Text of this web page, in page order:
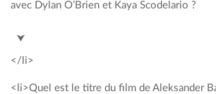
avec Dylan O’Brien et Kaya Scodelario ?
<span style= »color: #00a2c3; »>Le
⮟
</li>
<li>Quel est le titre du film de Aleksander